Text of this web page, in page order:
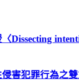
Dissecting
害犯罪行為之